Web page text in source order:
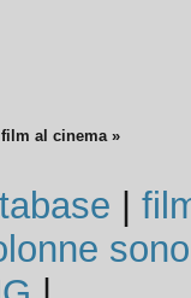
al cinema »